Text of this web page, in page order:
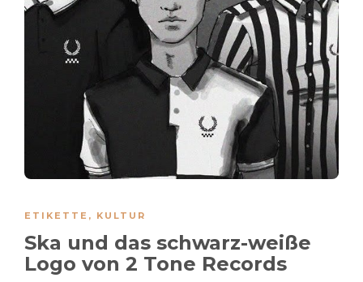
ETIKETTE , KULTUR
Ska und das schwarz-weiße
Logo von 2 Tone Records